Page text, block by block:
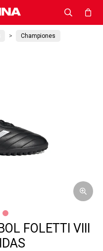
Championes
FOLETTI VIII